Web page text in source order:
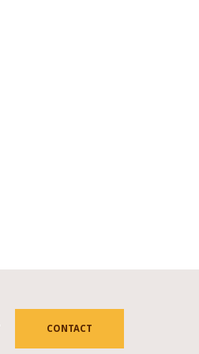
CONTACT